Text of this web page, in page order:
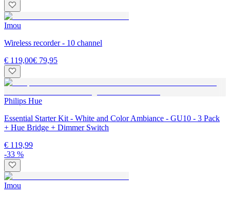
Imou
Wireless recorder - 10 channel
€ 119,00€ 79,95
Philips Hue
Essential Starter Kit - White and Color Ambiance - GU10 - 3 Pack
+ Hue Bridge + Dimmer Switch
€ 119,99
-33 %
Imou